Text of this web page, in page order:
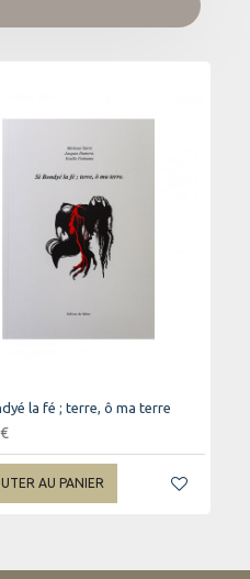
la fé ; terre, ô ma terre
AU PANIER